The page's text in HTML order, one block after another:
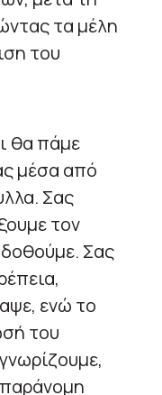
τα μέλη
του
θα πάμε
μέσα από
Σας
τον
Σας
ενώ το
του